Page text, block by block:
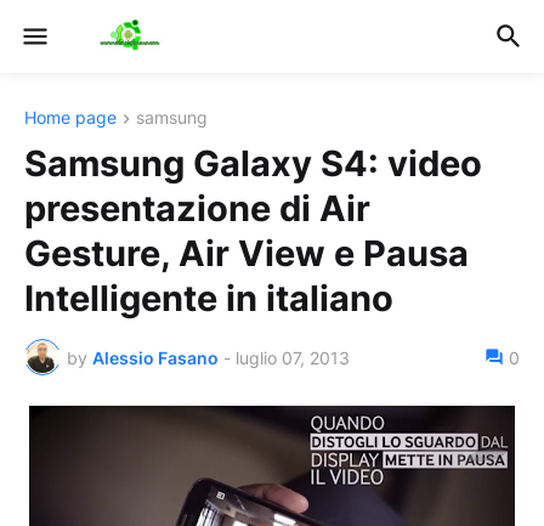
Home page samsung
Samsung Galaxy S4: video
presentazione di Air
Gesture, Air View e Pausa
Intelligente in italiano
by Alessio Fasano - luglio 07, 2013 0